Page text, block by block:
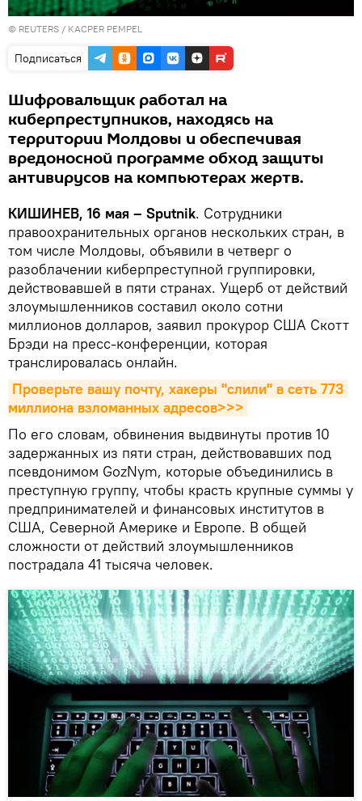
© REUTERS / KACPER PEMPEL
Подписаться
Шифровальщик работал на
киберпреступников, находясь на
территории Молдовы и обеспечивая
вредоносной программе обход защиты
антивирусов на компьютерах жертв.
КИШИНЕВ, 16 мая – Sputnik. Сотрудники
правоохранительных органов нескольких стран, в
том числе Молдовы, объявили в четверг о
разоблачении киберпреступной группировки,
действовавшей в пяти странах. Ущерб от действий
злоумышленников составил около сотни
миллионов долларов, заявил прокурор США Скотт
Брэди на пресс-конференции, которая
транслировалась онлайн.
Проверьте вашу почту, хакеры "слили" в сеть 773
миллиона взломанных адресов>>>
По его словам, обвинения выдвинуты против 10
задержанных из пяти стран, действовавших под
псевдонимом GozNym, которые объединились в
преступную группу, чтобы красть крупные суммы у
предпринимателей и финансовых институтов в
США, Северной Америке и Европе. В общей
сложности от действий злоумышленников
пострадала 41 тысяча человек.